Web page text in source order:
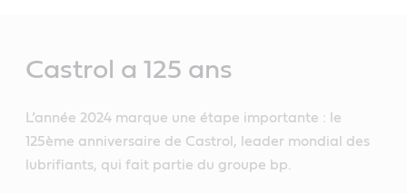
Castrol a 125 ans
L’année 2024 marque une étape importante : le
125ème anniversaire de Castrol, leader mondial des
lubrifiants, qui fait partie du groupe bp.